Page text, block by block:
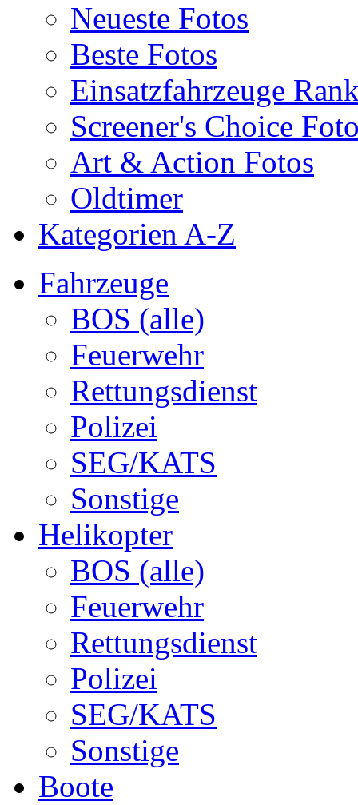
Neueste Fotos
Beste Fotos
Einsatzfahrzeuge
Screener's Choice
Art & Action Fotos
Oldtimer
Kategorien A-Z
Fahrzeuge
BOS (alle)
Feuerwehr
Rettungsdienst
Polizei
SEG/KATS
Sonstige
Helikopter
BOS (alle)
Feuerwehr
Rettungsdienst
Polizei
SEG/KATS
Sonstige
Boote